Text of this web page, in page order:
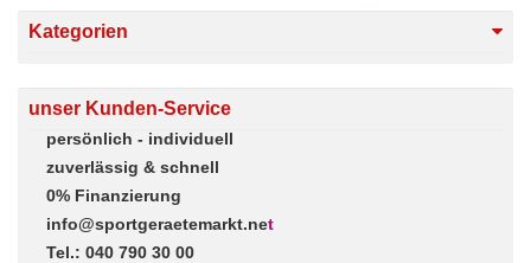
Kategorien
unser Kunden-Service
persönlich - individuell
zuverlässig & schnell
0% Finanzierung
info@sportgeraetemarkt.net
Tel.: 040 790 30 00